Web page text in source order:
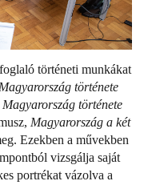
történeti munkákat
története
Magyarország története
Magyarország a két
Ezekben a művekben
vizsgálja saját
portrékat vázolva a